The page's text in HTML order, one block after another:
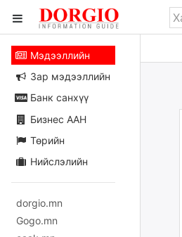
Мэдээллийн
Зар мэдээллийн
Банк санхүү
Бизнес ААН
Төрийн
Нийслэлийн
dorgio.mn
Gogo.mn